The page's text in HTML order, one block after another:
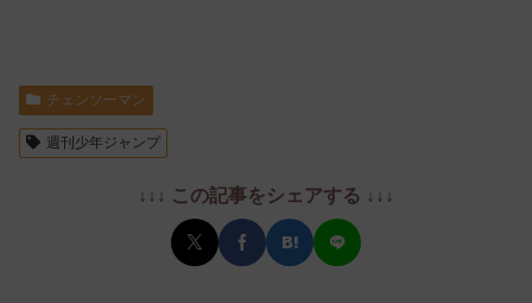
チェンソーマン
週刊少年ジャンプ
↓↓↓ この記事をシェアする ↓↓↓